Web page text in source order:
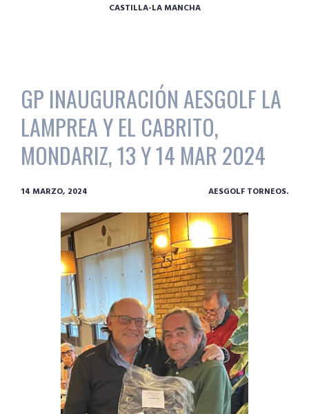
CASTILLA-LA MANCHA
GP INAUGURACIÓN AESGOLF LA
LAMPREA Y EL CABRITO,
MONDARIZ, 13 Y 14 MAR 2024
14 MARZO, 2024 AESGOLF TORNEOS.